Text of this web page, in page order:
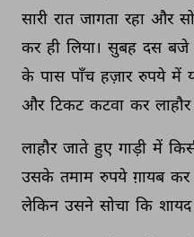
सारी रात जागता रहा और
कर ही लिया। सुबह दस बजे
के पास पाँच हज़ार रुपये में
और टिकट कटवा कर लाहौर
लाहौर जाते हुए गाड़ी में
उसके तमाम रुपये ग़ायब कर
लेकिन उसने सोचा कि शायद